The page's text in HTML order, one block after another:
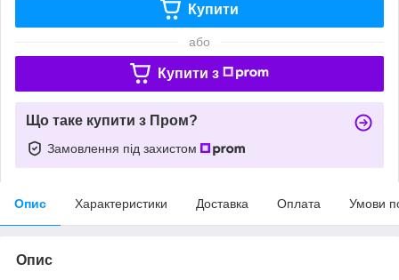
Купити
або
Купити з
Що таке купити з Пром?
Замовлення під захистом
Опис Характеристики Доставка Оплата Умови
Опис